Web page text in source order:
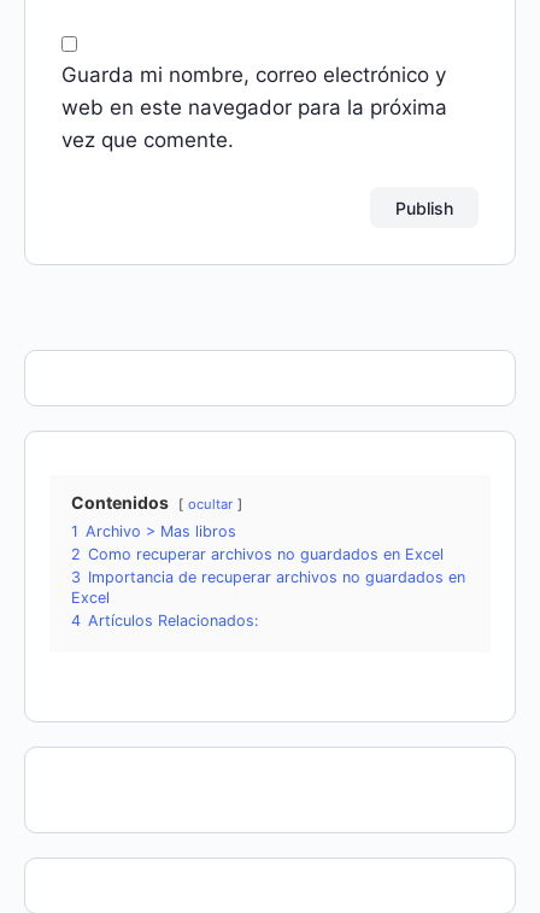
Guarda mi nombre, correo electrónico y
web en este navegador para la próxima
vez que comente.
Contenidos ocultar
1 Archivo > Mas libros
2 Como recuperar archivos no guardados en Excel
3 Importancia de recuperar archivos no guardados en
Excel
4 Artículos Relacionados: